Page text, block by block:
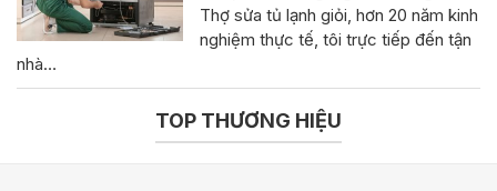
Thợ sửa tủ lạnh giỏi, hơn 20 năm kinh
nghiệm thực tế, tôi trực tiếp đến tận
nhà…
TOP THƯƠNG HIỆU